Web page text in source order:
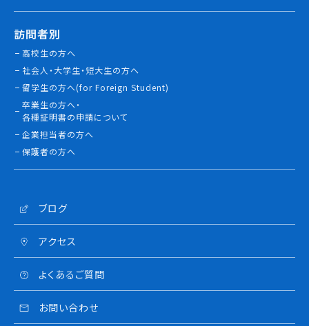
訪問者別
高校生の方へ
社会人・大学生・短大生の方へ
留学生の方へ(for Foreign Student)
卒業生の方へ・
各種証明書の申請について
企業担当者の方へ
保護者の方へ
ブログ
アクセス
よくあるご質問
お問い合わせ